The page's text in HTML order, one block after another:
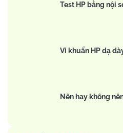
Test HP bằng nội
Vi khuẩn HP dạ
Nên hay không